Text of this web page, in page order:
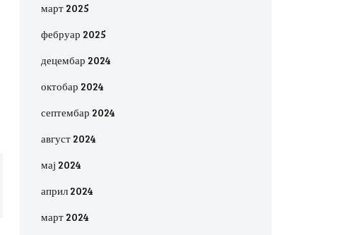
март 2025
фебруар 2025
децембар 2024
октобар 2024
септембар 2024
август 2024
мај 2024
април 2024
март 2024